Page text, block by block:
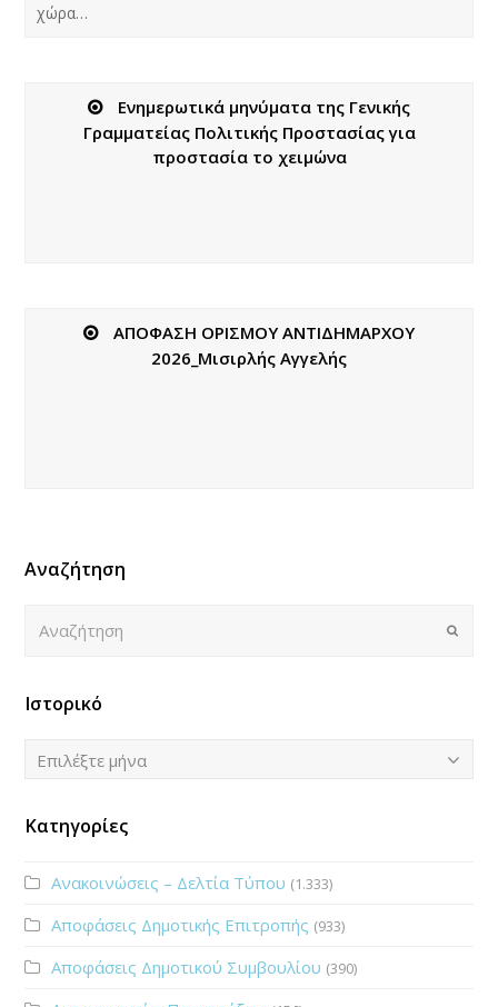
χώρα…
Ενημερωτικά μηνύματα της Γενικής
Γραμματείας Πολιτικής Προστασίας για
προστασία το χειμώνα
ΑΠΟΦΑΣΗ ΟΡΙΣΜΟΥ ΑΝΤΙΔΗΜΑΡΧΟΥ
2026_Μισιρλής Αγγελής
Αναζήτηση
Submit
Ιστορικό
Ιστορικό
Επιλέξτε μήνα
Κατηγορίες
Ανακοινώσεις – Δελτία Τύπου (1.333)
Αποφάσεις Δημοτικής Επιτροπής (933)
Αποφάσεις Δημοτικού Συμβουλίου (390)